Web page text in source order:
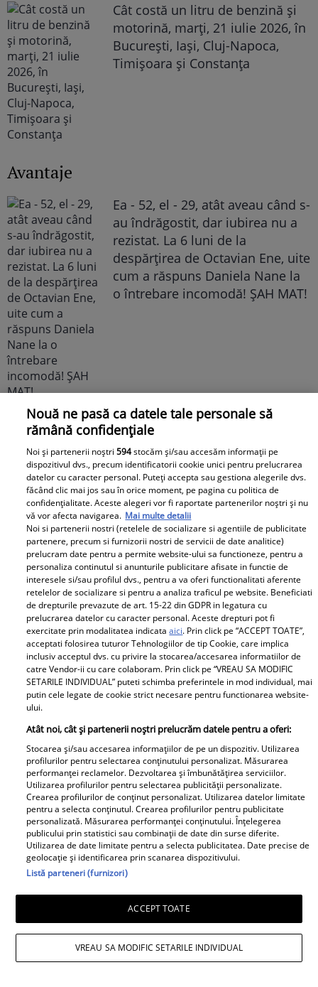
Cât costă un litru de benzină și
motorină, marți, 21 iulie 2026, în
București, Iași, Cluj-Napoca,
Timișoara și Constanța
Avantaje
Ea - 52, el - 29, atât aveau când s-
au îndrăgostit, dar iubirea nu a
rezistat. La 6 luni de la
despărțirea de Octavian Ene, uite
cum a răspuns Daniela Nane la
o întrebare incomodă! ȘAH MAT!
Cabral rupe tăcerea după
divorțul de Andreea Ibacka. „Nu
mi-a convenit să spun asta cu
voce tare. M-a afectat”
Elle
O mai ții minte pe Janine Sârbu?
Cum arată și cu ce se ocupă
acum fosta soție a lui Adrian
Sârbu și unul dintre cele mai
apreciate modele din anii 90. A
fost decorată recent de
Foto
Noi dezvăluiri despre relația
actuală dintre Andreea Popescu
extraconjugală cu antrenorul a
dus la divorțul de Rareș Cojoc,
însă nimeni nu se aștepta la ce
se întâmplă în prezent
Nouă ne pasă ca datele tale personale să
rămână confidențiale
Noi și partenerii noștri594stocăm și/sau accesăm informații pe
dispozitivul dvs., precum identificatorii cookie unici pentru prelucrarea
datelor cu caracter personal. Puteți accepta sau gestiona alegerile dvs.
făcând clic mai jos sau în orice moment, pe pagina cu politica de
confidențialitate. Aceste alegeri vor fi raportate partenerilor noștri și nu
vă vor afecta navigarea. Mai multe detalii
Noi si partenerii nostri (retelele de socializare si agentiile de publicitate
partenere, precum si furnizorii nostri de servicii de date analitice)
prelucram date pentru a permite website-ului sa functioneze, pentru a
personaliza continutul si anunturile publicitare afisate in functie de
interesele si/sau profilul dvs., pentru a va oferi functionalitati aferente
retelelor de socializare si pentru a analiza traficul pe website. Beneficiati
de drepturile prevazute de art. 15-22 din GDPR in legatura cu
prelucrarea datelor cu caracter personal. Aceste drepturi pot fi
exercitate prin modalitatea indicataaici. Prin click pe “ACCEPT TOATE”,
acceptati folosirea tuturor Tehnologiilor de tip Cookie, care implica
inclusiv acceptul dvs. cu privire la stocarea/accesarea informatiilor de
catre Vendor-ii cu care colaboram. Prin click pe “VREAU SA MODIFIC
SETARILE INDIVIDUAL” puteti schimba preferintele in mod individual, mai
putin cele legate de cookie strict necesare pentru functionarea website-
ului.
Atât noi, cât și partenerii noștri prelucrăm datele pentru a oferi:
Stocarea și/sau accesarea informațiilor de pe un dispozitiv. Utilizarea
profilurilor pentru selectarea conținutului personalizat. Măsurarea
performanței reclamelor. Dezvoltarea și îmbunătățirea serviciilor.
Utilizarea profilurilor pentru selectarea publicității personalizate.
Crearea profilurilor de conținut personalizat. Utilizarea datelor limitate
pentru a selecta conținutul. Crearea profilurilor pentru publicitate
personalizată. Măsurarea performanței conținutului. Înțelegerea
publicului prin statistici sau combinații de date din surse diferite.
Utilizarea de date limitate pentru a selecta publicitatea. Date precise de
geolocație și identificarea prin scanarea dispozitivului.
Listă parteneri (furnizori)
ACCEPT TOATE
VREAU SA MODIFIC SETARILE INDIVIDUAL